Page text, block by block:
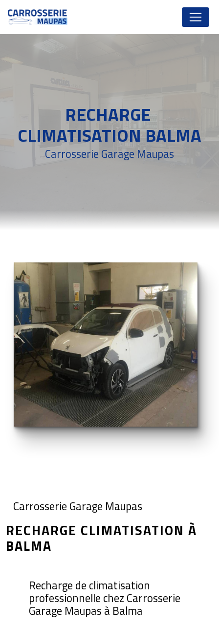
RECHARGE
CLIMATISATION BALMA
Carrosserie Garage Maupas
Carrosserie Garage Maupas
RECHARGE CLIMATISATION À
BALMA
Recharge de climatisation
professionnelle chez Carrosserie
Garage Maupas à Balma